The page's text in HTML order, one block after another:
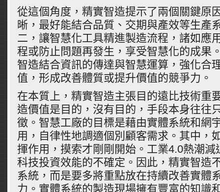
從這個角度，精實智造提示了兩個關鍵原
晰，最好能結合品質、交期與產效等生產
二，讓智慧化工具精進製造流程，諸如應
程或防止問題再發生，享受智慧化的成果
智造結合資訊的傳達與智慧運算，強化合
值，形成改善體質或提升價值的競爭力。
在本質上，精實智造主張目的遠比技術重
造價值是目的，沒有目的，手段本身往往
徵。智慧工廠的目標是藉由實體系統和網
用，自律性地調適個別顧客需求。其中，
揮作用，摸索才剛剛開始。工業4.0熱潮減
科技投資效能的不確定。因此，精實智造
系統，而是要多將重點放在持續改善實體
力。實體系統的製造現場擁有豐富的知識